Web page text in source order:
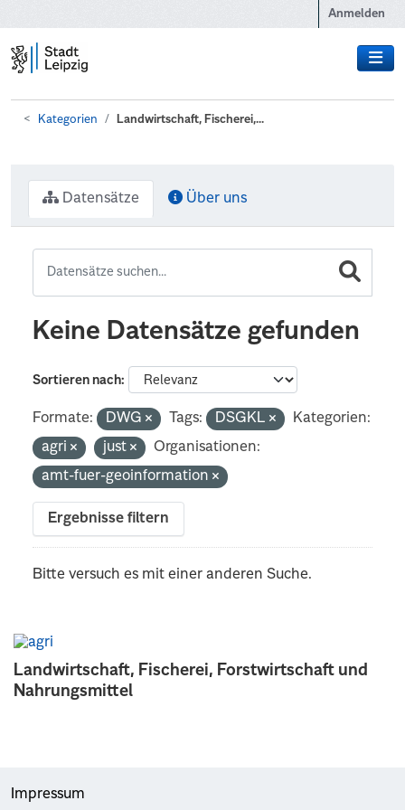
Anmelden
Kategorien Landwirtschaft, Fischerei,...
Landwirtschaft, Fischerei, Forstwirtschaft und
Nahrungsmittel
Datensätze Über uns
Keine Datensätze gefunden
Sortieren nach
Formate: DWG Tags: DSGKL
Kategorien:
agri
just
Organisationen:
amt-fuer-geoinformation
Ergebnisse filtern
Bitte versuch es mit einer anderen Suche.
Impressum